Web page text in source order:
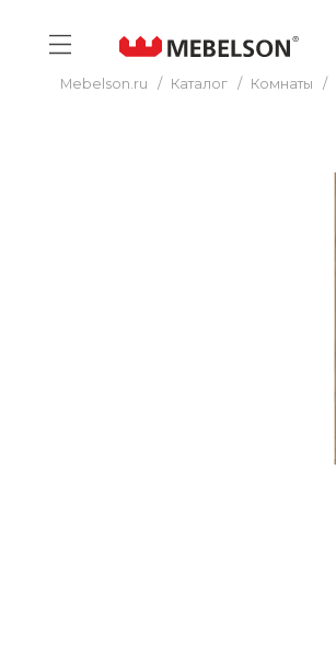
Mebelson.ru / Каталог / Комнаты /